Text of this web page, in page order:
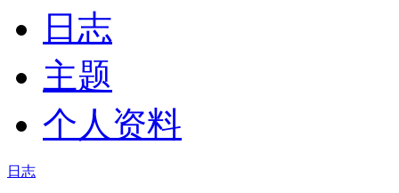
日志
主题
个人资料
日志